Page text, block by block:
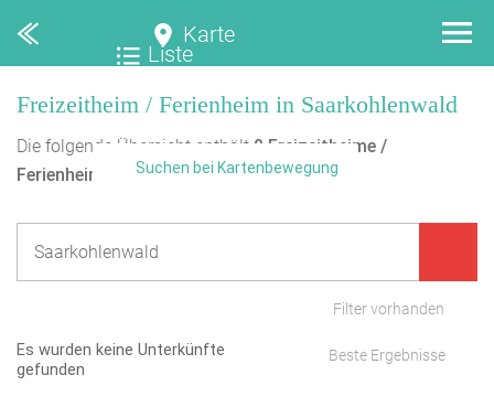
Karte
Liste
Freizeitheim / Ferienheim in Saarkohlenwald
Die folgende Übersicht enthält 0 Freizeitheime /
Ferienheime
in Saarkohlenwald.
Filter vorhanden
Es wurden keine Unterkünfte
gefunden
Beste Ergebnisse
Suchen bei Kartenbewegung